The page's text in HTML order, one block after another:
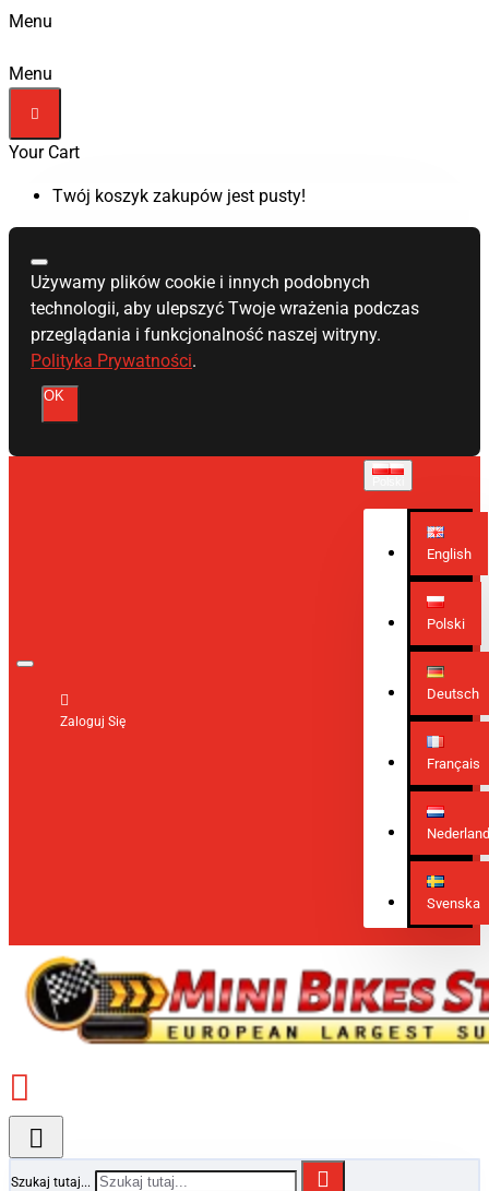
Menu
Menu
Your Cart
Twój koszyk zakupów jest pusty!
Używamy plików cookie i innych podobnych
technologii, aby ulepszyć Twoje wrażenia podczas
przeglądania i funkcjonalność naszej witryny.
Polityka Prywatności.
OK
Zaloguj Się
English
Polski
Deutsch
Français
Svenska
Szukaj tutaj...